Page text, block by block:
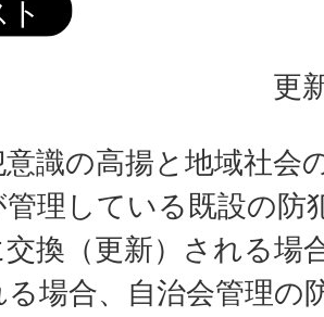
更
識の高揚と地域社会
理している既設の防
換（更新）される場
る場合、自治会管理の